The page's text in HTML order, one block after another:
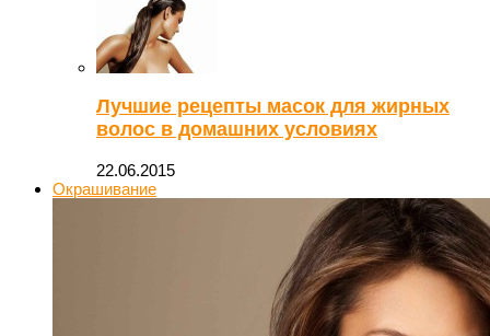
Лучшие рецепты масок для жирных
волос в домашних условиях
22.06.2015
Окрашивание